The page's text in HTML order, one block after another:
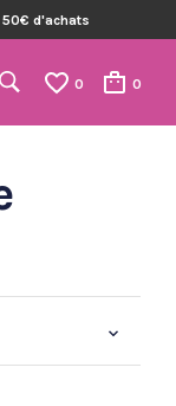
d'achats
0 0